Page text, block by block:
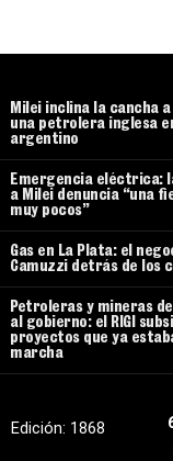
Edición: 1868
Milei inclina la cancha
una petrolera inglesa
argentino
Emergencia eléctrica:
a Milei denuncia “una
muy pocos”
Gas en La Plata: el
Camuzzi detrás de los
Petroleras y mineras
al gobierno: el RIGI
proyectos que ya
marcha